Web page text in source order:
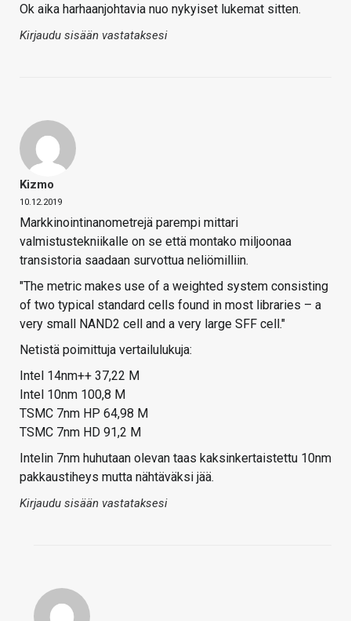
Ok aika harhaanjohtavia nuo nykyiset lukemat sitten.
Kirjaudu sisään vastataksesi
Kizmo
10.12.2019
Markkinointinanometrejä parempi mittari
valmistustekniikalle on se että montako miljoonaa
transistoria saadaan survottua neliömilliin.
"The metric makes use of a weighted system consisting
of two typical standard cells found in most libraries – a
very small NAND2 cell and a very large SFF cell."
Netistä poimittuja vertailulukuja:
Intel 14nm++ 37,22 M
Intel 10nm 100,8 M
TSMC 7nm HP 64,98 M
TSMC 7nm HD 91,2 M
Intelin 7nm huhutaan olevan taas kaksinkertaistettu 10nm
pakkaustiheys mutta nähtäväksi jää.
Kirjaudu sisään vastataksesi